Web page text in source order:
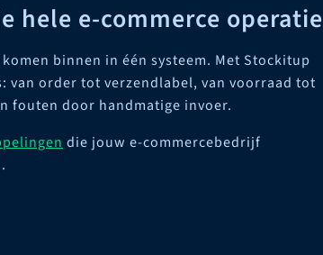
hele e-commerce operatie
binnen in één systeem. Met Stockitup
van order tot verzendlabel, van voorraad tot
fouten door handmatige invoer.
die jouw e-commercebedrijf